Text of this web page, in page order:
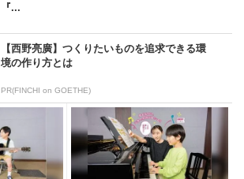
『...
【西野亮廣】つくりたいものを追求できる環
境の作り方とは
PR(FINCHI on GOETHE)